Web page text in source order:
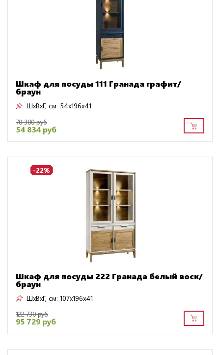
Шкаф для посуды 111 Гранада графит/
браун
ШxВxГ, см: 54x196x41
70 300 руб
54 834 руб
-22%
Шкаф для посуды 222 Гранада белый воск/
браун
ШxВxГ, см: 107x196x41
122 730 руб
95 729 руб